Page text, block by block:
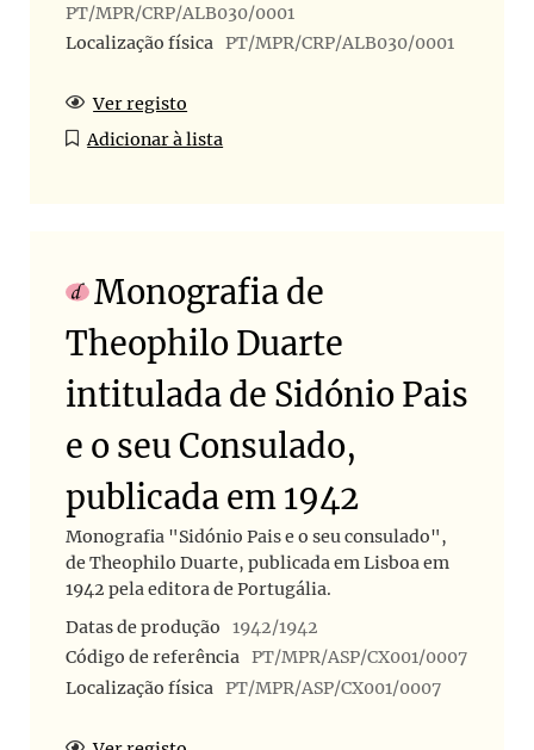
PT/MPR/CRP/ALB030/0001
Localização física PT/MPR/CRP/ALB030/0001
Ver registo
Adicionar à lista
Monografia de
Theophilo Duarte
intitulada de Sidónio Pais
e o seu Consulado,
publicada em 1942
Monografia "Sidónio Pais e o seu consulado",
de Theophilo Duarte, publicada em Lisboa em
1942 pela editora de Portugália.
Datas de produção
1942/1942
Código de referência PT/MPR/ASP/CX001/0007
Localização física PT/MPR/ASP/CX001/0007